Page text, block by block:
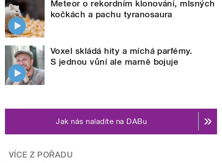
Meteor o rekordním klonování, mlsných
kočkách a pachu tyranosaura
Voxel skládá hity a míchá parfémy.
S jednou vůní ale marně bojuje
Jak nás naladíte na DABu
VÍCE Z POŘADU